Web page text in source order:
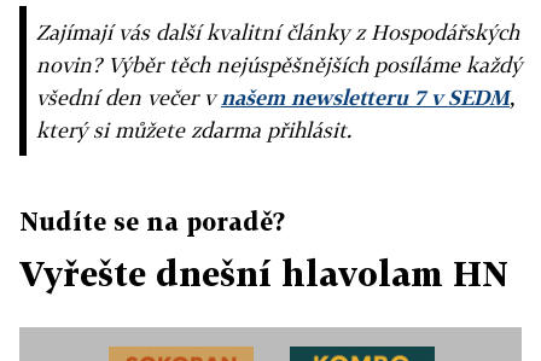
Zajímají vás další kvalitní články z Hospodářských
novin? Výběr těch nejúspěšnějších posíláme každý
všední den večer vnašem newsletteru 7 v SEDM,
který si můžete zdarma přihlásit.
Nudíte se na poradě?
Vyřešte dnešní hlavolam HN